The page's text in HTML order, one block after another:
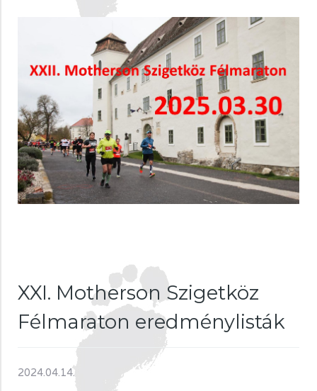
XXI. Motherson Szigetköz
Félmaraton eredménylisták
2024.04.14.